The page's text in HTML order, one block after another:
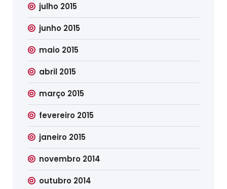
julho 2015
junho 2015
maio 2015
abril 2015
março 2015
fevereiro 2015
janeiro 2015
novembro 2014
outubro 2014